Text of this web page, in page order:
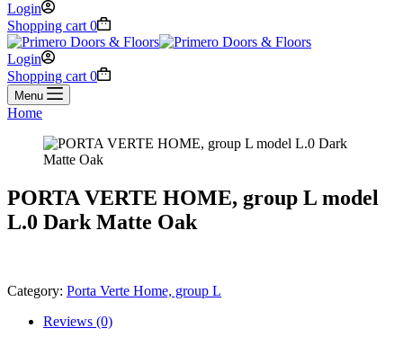
Login
Shopping cart 0
Login
Shopping cart 0
Menu
Home
PORTA VERTE HOME, group L model
L.0 Dark Matte Oak
Category: Porta Verte Home, group L
Reviews (0)